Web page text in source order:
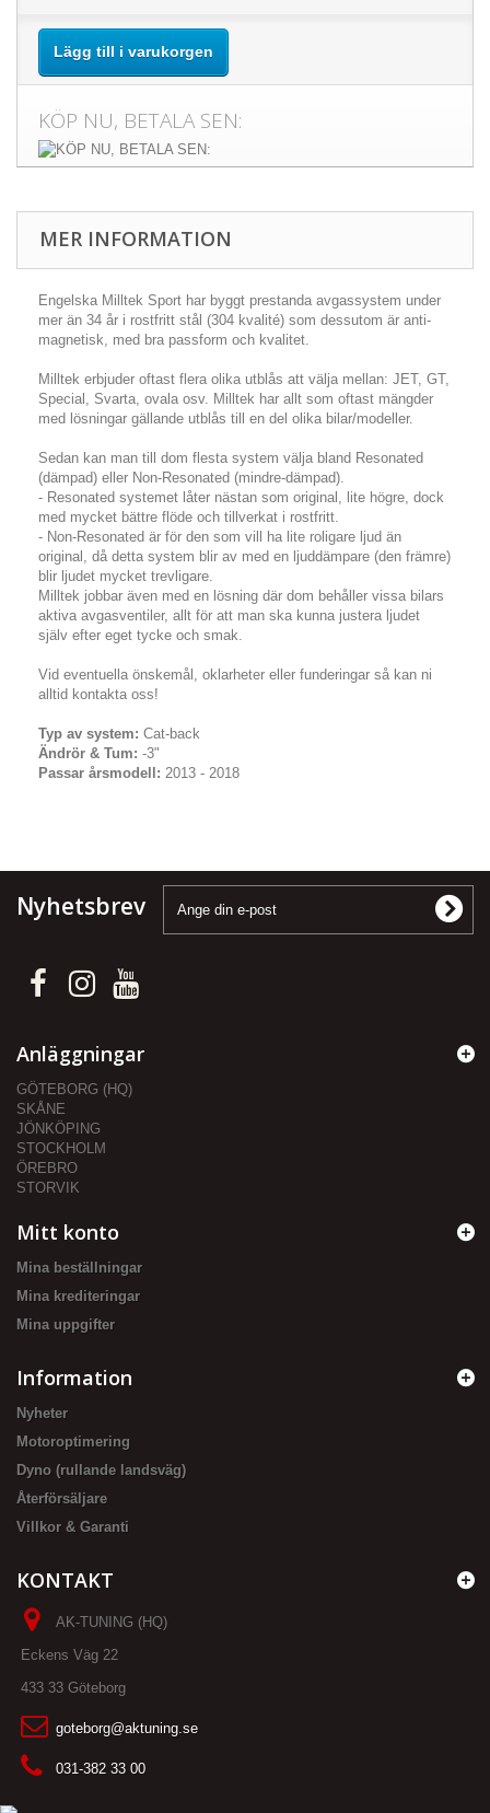
Lägg till i varukorgen
KÖP NU, BETALA SEN:
MER INFORMATION
Engelska Milltek Sport har byggt prestanda avgassystem under
mer än 34 år i rostfritt stål (304 kvalité) som dessutom är anti-
magnetisk, med bra passform och kvalitet.
Milltek erbjuder oftast flera olika utblås att välja mellan: JET, GT,
Special, Svarta, ovala osv. Milltek har allt som oftast mängder
med lösningar gällande utblås till en del olika bilar/modeller.
Sedan kan man till dom flesta system välja bland Resonated
(dämpad) eller Non-Resonated (mindre-dämpad).
- Resonated systemet låter nästan som original, lite högre, dock
med mycket bättre flöde och tillverkat i rostfritt.
- Non-Resonated är för den som vill ha lite roligare ljud än
original, då detta system blir av med en ljuddämpare (den främre)
blir ljudet mycket trevligare.
Milltek jobbar även med en lösning där dom behåller vissa bilars
aktiva avgasventiler, allt för att man ska kunna justera ljudet
själv efter eget tycke och smak.
Vid eventuella önskemål, oklarheter eller funderingar så kan ni
alltid kontakta oss!
Typ av system: Cat-back
Ändrör & Tum: -3"
Passar årsmodell: 2013 - 2018
Nyhetsbrev
Anläggningar
GÖTEBORG (HQ)
SKÅNE
JÖNKÖPING
STOCKHOLM
ÖREBRO
STORVIK
Mitt konto
Mina beställningar
Mina krediteringar
Mina uppgifter
Information
Nyheter
Motoroptimering
Dyno (rullande landsväg)
Återförsäljare
Villkor & Garanti
KONTAKT
AK-TUNING (HQ)
Eckens Väg 22
433 33 Göteborg
goteborg@aktuning.se
031-382 33 00